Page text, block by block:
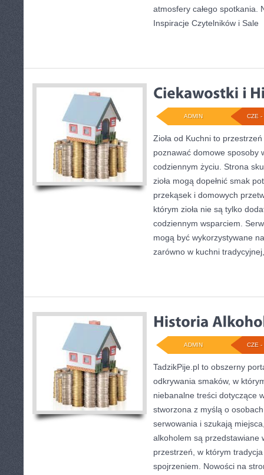
atmosfery całego spotkania.
Inspiracje Czytelników i Sale
CZE -
ADMIN
Zioła od Kuchni to
poznawać domowe sposoby
codziennym życiu. Strona
zioła mogą dopełnić smak
przekąsek i domowych
którym zioła nie są tylko
codziennym wsparciem.
mogą być wykorzystywane
zarówno w kuchni
CZE -
ADMIN
TadzikPije.pl to obszerny
odkrywania smaków, w
niebanalne treści dotyczące
stworzona z myślą o
serwowania i szukają
alkoholem są przedstawiane
przestrzeń, w którym
spojrzeniem. Nowości na